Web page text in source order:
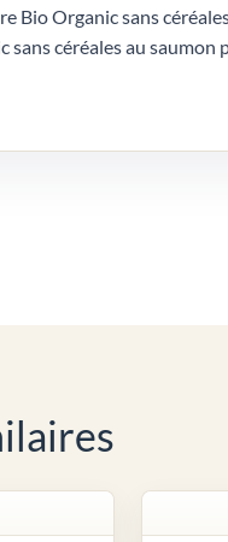
Bio Organic sans
sans céréales au saumon